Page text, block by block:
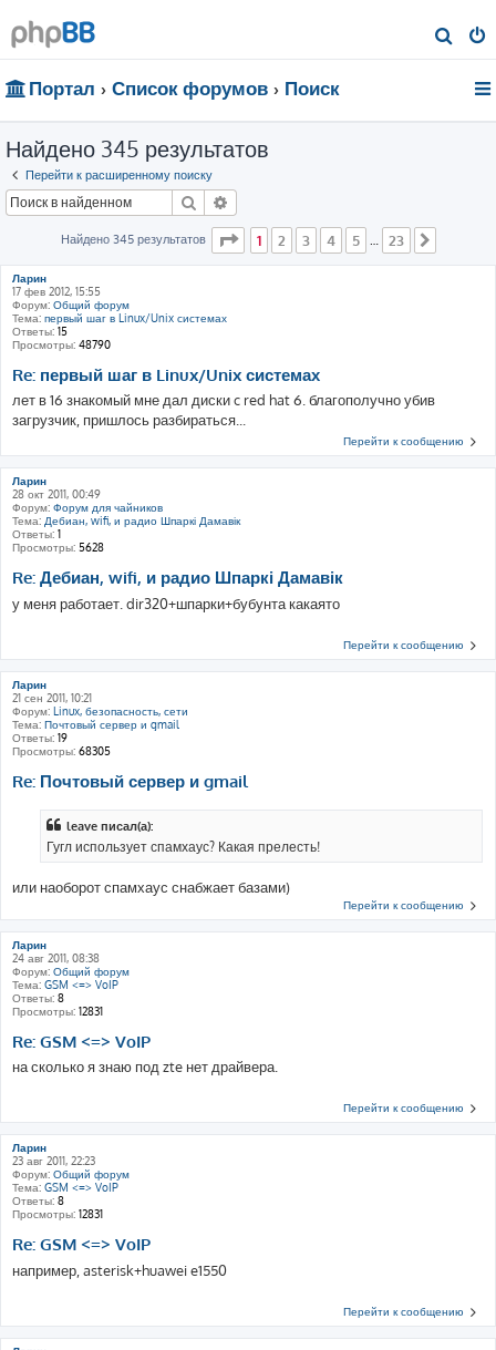
о
Портал Список форумов Поиск
Найдено 345 результатов
Перейти к расширенному поиску
Поиск
Найдено 345 результатов Страница из 23
1 2 3 4 5 23
Ларин
17 фев 2012, 15:55
Форум: Общий форум
Тема: первый шаг в Linux/Unix системах
Ответы: 15
Просмотры: 48790
Re: первый шаг в Linux/Unix системах
лет в 16 знакомый мне дал диски c red hat 6. благополучно убив
загрузчик, пришлось разбираться...
Перейти к сообщению
Ларин
28 окт 2011, 00:49
Форум: Форум для чайников
Тема: Дебиан, wifi, и радио Шпаркі Дамавік
Ответы: 1
Просмотры: 5628
Re: Дебиан, wifi, и радио Шпаркі Дамавік
у меня работает. dir320+шпарки+бубунта какаято
Перейти к сообщению
Ларин
21 сен 2011, 10:21
Форум: Linux, безопасность, сети
Тема: Почтовый сервер и gmail
Ответы: 19
Просмотры: 68305
Re: Почтовый сервер и gmail
leave писал(а):
Гугл использует спамхаус? Какая прелесть!
или наоборот спамхаус снабжает базами)
Перейти к сообщению
Ларин
24 авг 2011, 08:38
Форум: Общий форум
Тема: GSM <=> VoIP
Ответы: 8
Просмотры: 12831
Re: GSM <=> VoIP
на сколько я знаю под zte нет драйвера.
Перейти к сообщению
Ларин
23 авг 2011, 22:23
Форум: Общий форум
Тема: GSM <=> VoIP
Ответы: 8
Просмотры: 12831
Re: GSM <=> VoIP
например, asterisk+huawei e1550
Перейти к сообщению